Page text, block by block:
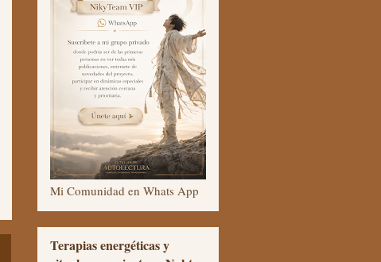
Mi Comunidad en Whats App
Terapias energéticas y